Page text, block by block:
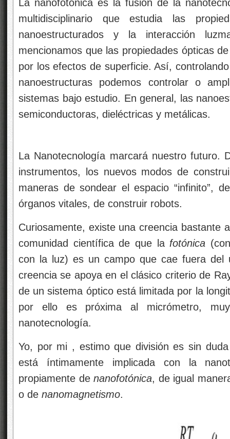
La nanofotónica es la fusión de la
multidisciplinario que estudia las
nanoestructurados y la interacción
mencionamos que las propiedades ópticas
por los efectos de superficie. Así,
nanoestructuras podemos controlar o
sistemas bajo estudio. En general, las
semiconductoras, dieléctricas y metálicas.
La Nanotecnología marcará nuestro futuro.
instrumentos, los nuevos modos de
maneras de sondear el espacio “infinito”,
órganos vitales, de construir robots.
Curiosamente, existe una creencia bastante
comunidad científica de que la fotónica
con la luz) es un campo que cae fuera del
creencia se apoya en el clásico criterio de
de un sistema óptico está limitada por la
por ello es próxima al micrómetro,
nanotecnología.
Yo, por mi , estimo que división es sin
está íntimamente implicada con la
propiamente denanofotónica, de igual
o de nanomagnetismo.